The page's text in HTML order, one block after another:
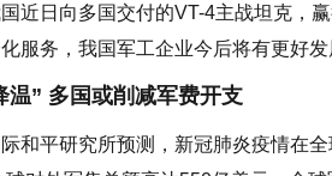
近日向多国交付的VT-4主战坦克，
服务，我国军工企业今后将有更好
温” 多国或削减军费开支
和平研究所预测，新冠肺炎疫情在